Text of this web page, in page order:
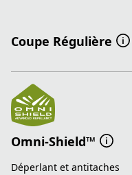
Coupe Régulière
Omni-Shield™
Déperlant et antitaches